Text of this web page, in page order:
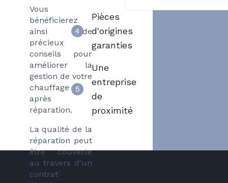
Vous
bénéficierez
ainsi de
précieux
conseils pour
améliorer la
gestion de votre
chauffage
après
réparation.
La qualité de la
réparation peut
être couverte
au travers d'un
contrat
4
Pièces
d'origines
garanties
5
Une
entreprise
de
proximité